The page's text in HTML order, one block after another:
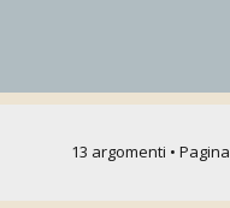
13 argomenti • Pagina